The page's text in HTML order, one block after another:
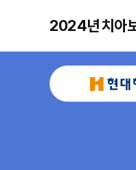
2024년 치아